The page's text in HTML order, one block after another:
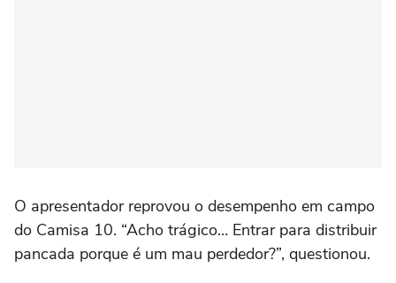
O apresentador reprovou o desempenho em campo
do Camisa 10. “Acho trágico… Entrar para distribuir
pancada porque é um mau perdedor?”, questionou.